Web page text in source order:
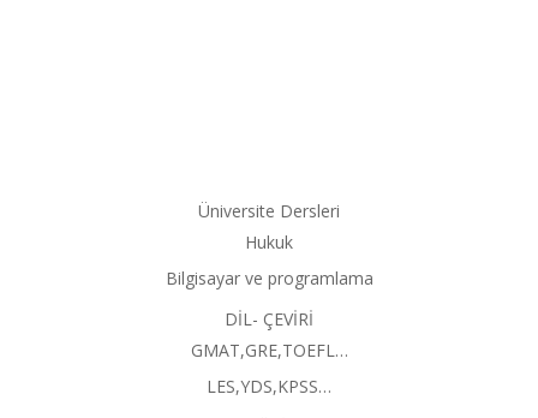
Üniversite Dersleri
Hukuk
Bilgisayar ve programlama
DİL- ÇEVİRİ
GMAT,GRE,TOEFL…
LES,YDS,KPSS…